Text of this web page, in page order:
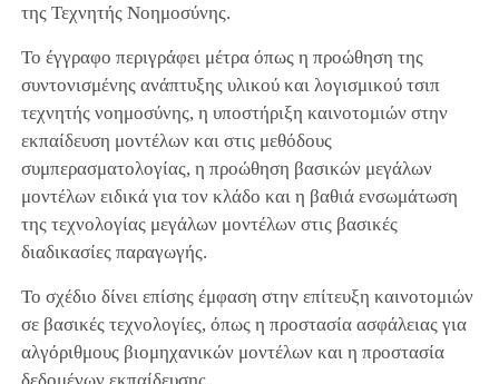
της Τεχνητής Νοημοσύνης.
Το έγγραφο περιγράφει μέτρα όπως η προώθηση της
συντονισμένης ανάπτυξης υλικού και λογισμικού τσιπ
τεχνητής νοημοσύνης, η υποστήριξη καινοτομιών στην
εκπαίδευση μοντέλων και στις μεθόδους
συμπερασματολογίας, η προώθηση βασικών μεγάλων
μοντέλων ειδικά για τον κλάδο και η βαθιά ενσωμάτωση
της τεχνολογίας μεγάλων μοντέλων στις βασικές
διαδικασίες παραγωγής.
Το σχέδιο δίνει επίσης έμφαση στην επίτευξη καινοτομιών
σε βασικές τεχνολογίες, όπως η προστασία ασφάλειας για
αλγόριθμους βιομηχανικών μοντέλων και η προστασία